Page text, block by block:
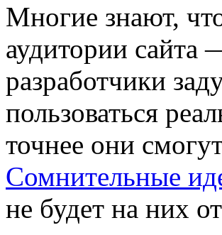
Многие знают,
аудитории
разработчики
пользоваться
точнее они
Сомнительные
не будет на них